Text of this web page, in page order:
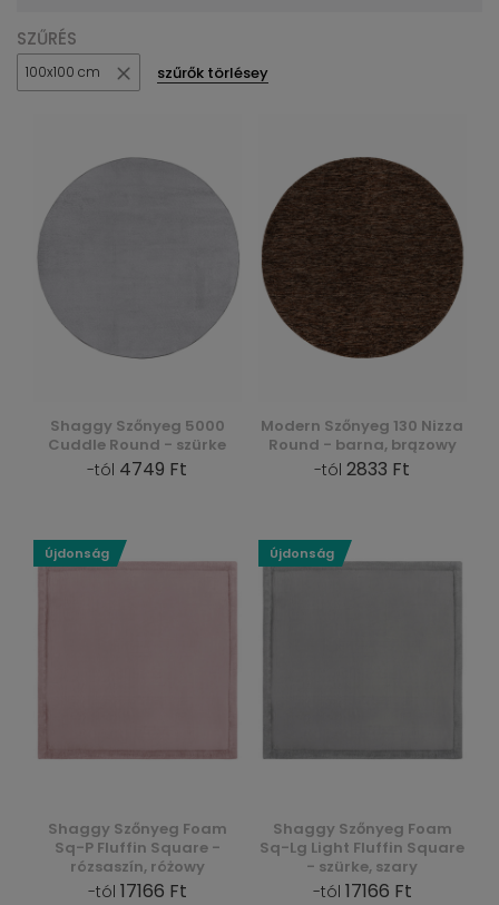
SZŰRÉS
100x100 cm szűrők törlésey
Shaggy Szőnyeg 5000
Cuddle Round - szürke
-tól 4749 Ft
Modern Szőnyeg 130 Nizza
Round - barna, brązowy
-tól 2833 Ft
Shaggy Szőnyeg Foam
Sq-P Fluffin Square -
rózsaszín, różowy
-tól 17166 Ft
Újdonság
Shaggy Szőnyeg Foam
Sq-Lg Light Fluffin Square
- szürke, szary
-tól 17166 Ft
Újdonság